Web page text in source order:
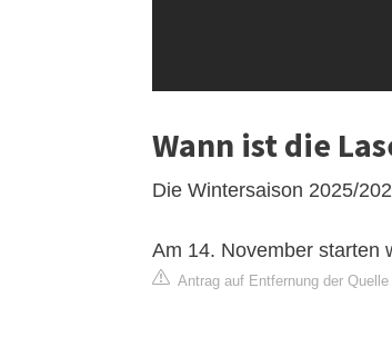
Wann ist die
Die Wintersaison 2025/
Am 14. November starten
Antrag auf Entfernung der Quelle